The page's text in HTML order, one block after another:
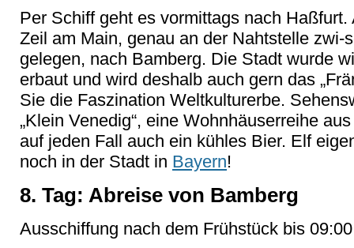
Per Schiff geht es vormittags nach Haßfurt.
Zeil am Main, genau an der Nahtstelle zwi-
gelegen, nach Bamberg. Die Stadt wurde
erbaut und wird deshalb auch gern das „Fr
Sie die Faszination Weltkulturerbe.
„Klein Venedig“, eine Wohnhäuserreihe
auf jeden Fall auch ein kühles Bier. Elf
noch in der Stadt in Bayern!
8. Tag: Abreise von Bamberg
Ausschiffung nach dem Frühstück bis